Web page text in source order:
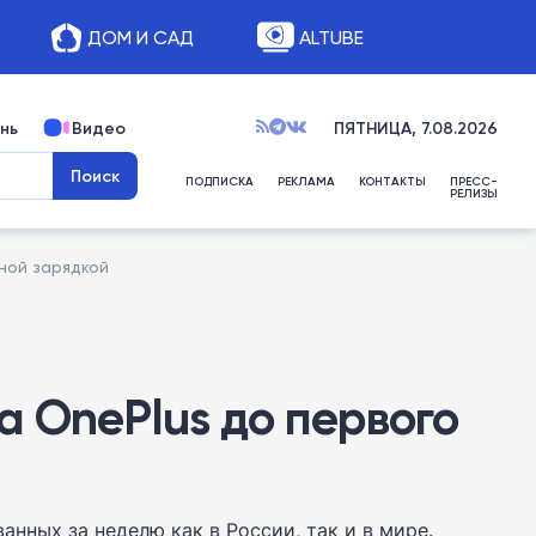
ДОМ И САД ALTUBE
Видео ПЯТНИЦА, 7.08.2026
ПОДПИСКА РЕКЛАМА КОНТАКТЫ ПРЕСС-
РЕЛИЗЫ
зарядкой
до первого
за неделю как в России, так и в мире.